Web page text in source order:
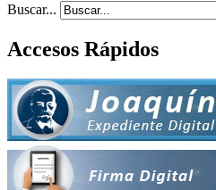
Buscar...
Accesos Rápidos